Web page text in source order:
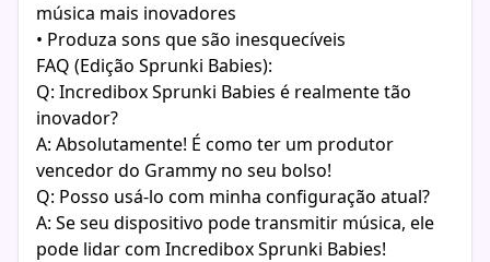
música mais inovadores
• Produza sons que são inesquecíveis
FAQ (Edição Sprunki Babies):
Q: Incredibox Sprunki Babies é realmente tão
inovador?
A: Absolutamente! É como ter um produtor
vencedor do Grammy no seu bolso!
Q: Posso usá-lo com minha configuração atual?
A: Se seu dispositivo pode transmitir música, ele
pode lidar com Incredibox Sprunki Babies!